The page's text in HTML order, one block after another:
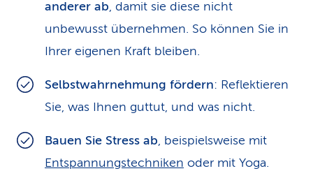
anderer ab, damit sie diese nicht
unbewusst übernehmen. So können Sie in
Ihrer eigenen Kraft bleiben.
Selbstwahrnehmung fördern: Reflektieren
Sie, was Ihnen guttut, und was nicht.
Bauen Sie Stress ab, beispielsweise mit
Entspannungstechniken oder mit Yoga.